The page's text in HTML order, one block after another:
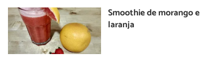
Smoothie de morango e
laranja